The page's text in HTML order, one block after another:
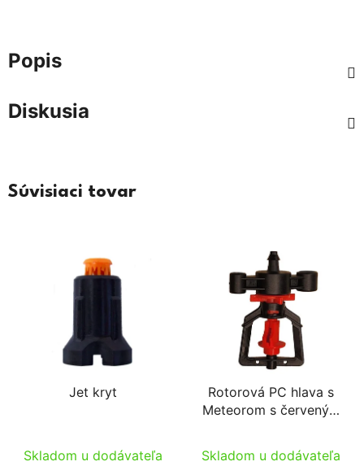
Popis
Diskusia
Súvisiaci tovar
Jet kryt
Skladom u dodávateľa
Rotorová PC hlava s
Meteorom s červeným
Skladom u dodávateľa